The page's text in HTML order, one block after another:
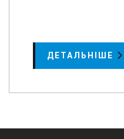
ДЕТАЛЬНІШЕ